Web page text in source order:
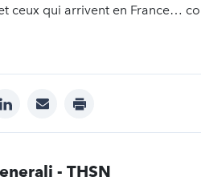
ceux qui arrivent en France…
linkedinmail print
- THSN